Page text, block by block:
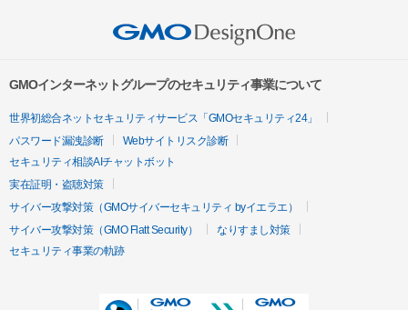
GMOインターネットグループのセキュリティ事業について
世界初総合ネットセキュリティサービス「GMOセキュリティ24」
パスワード漏洩診断
Webサイトリスク診断
セキュリティ相談AIチャットボット
実在証明・盗聴対策
サイバー攻撃対策（GMOサイバーセキュリティ byイエラエ）
サイバー攻撃対策（GMO Flatt Security）
なりすまし対策
セキュリティ事業の軌跡